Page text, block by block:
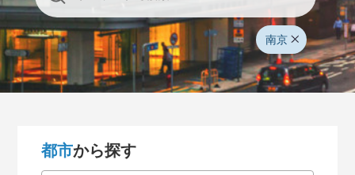
南京
都市から探す